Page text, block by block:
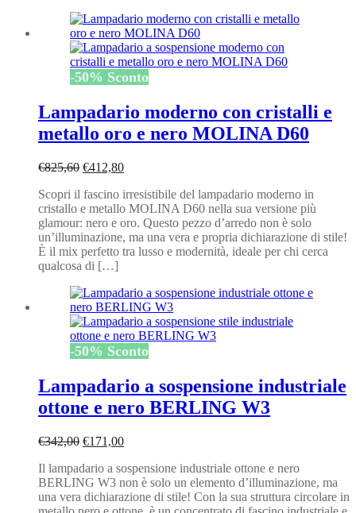
-50% Sconto
Lampadario moderno con cristalli e
metallo oro e nero MOLINA D60
€825,60 Il
originale
era:
€825,60.
€412,80Il
attuale
è:
€412,80.
Scopri il fascino irresistibile del lampadario moderno in
cristallo e metallo MOLINA D60 nella sua versione più
glamour: nero e oro. Questo pezzo d’arredo non è solo
un’illuminazione, ma una vera e propria dichiarazione di stile!
È il mix perfetto tra lusso e modernità, ideale per chi cerca
qualcosa di […]
-50% Sconto
Lampadario a sospensione industriale
ottone e nero BERLING W3
€342,00 Il
originale
era:
€342,00.
€171,00Il
attuale
è:
€171,00.
Il lampadario a sospensione industriale ottone e nero
BERLING W3 non è solo un elemento d’illuminazione, ma
una vera dichiarazione di stile! Con la sua struttura circolare in